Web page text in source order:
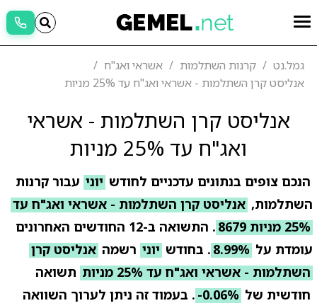
גמל.נט קרנות השתלמות
אשראי ואג"ח
אנליסט קרן השתלמות - אשראי ואג"ח עד 25% מניות
אנליסט קרן השתלמות - אשראי
ואג"ח עד 25% מניות
הנכם צופים בנתונים עדכניים לחודש יוני עבור קרנות
השתלמות, אנליסט קרן השתלמות - אשראי ואג"ח עד
25% מניות 8679
. התשואה ב-12 החודשים האחרונים
עומדת על 8.99% . בחודש יוני רשמה אנליסט קרן
השתלמות - אשראי ואג"ח עד 25% מניות
תשואה
חודשית של -0.06% . בעמוד זה ניתן לערוך השוואה